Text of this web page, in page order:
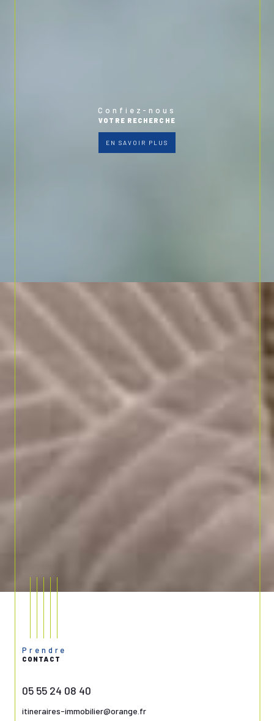
Confiez-nous
VOTRE RECHERCHE
EN SAVOIR PLUS
Prendre
CONTACT
05 55 24 08 40
itineraires-immobilier@orange.fr